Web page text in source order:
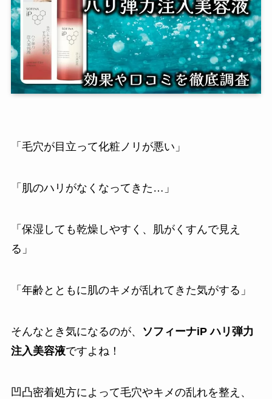
「毛穴が目立って化粧ノリが悪い」
「肌のハリがなくなってきた…」
「保湿しても乾燥しやすく、肌がくすんで見え
る」
「年齢とともに肌のキメが乱れてきた気がする」
そんなとき気になるのが、
ソフィーナiP ハリ弾力
注入美容液ですよね！
凹凸密着処方によって毛穴やキメの乱れを整え、